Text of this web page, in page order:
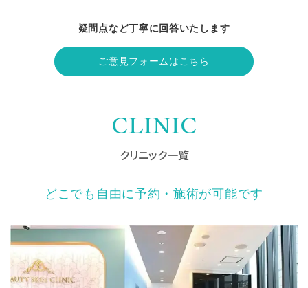
疑問点など丁寧に回答いたします
ご意見フォームはこちら
CLINIC
クリニック一覧
どこでも自由に予約・施術が可能です